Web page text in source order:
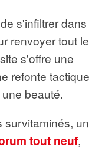
s'infiltrer dans
renvoyer tout le
s'offre une
refonte tactique
beauté.
survitaminés, un
tout neuf,